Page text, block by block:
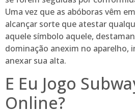
Uma vez que as abóboras vêm
alcançar sorte que atestar
aquele símbolo aquele,
dominação anexim no aparelho,
anexar sua alta.
E Eu Jogo
Online?